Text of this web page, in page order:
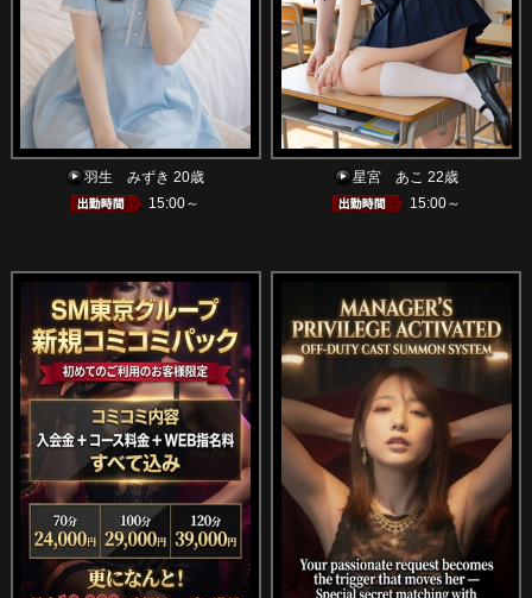
羽生 みずき 20歳
15:00～
星宮 あこ 22歳
15:00～